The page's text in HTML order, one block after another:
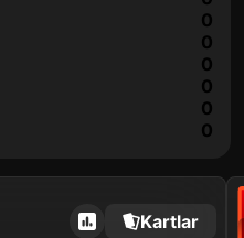
0
0
0
0
0
0
Kartlar